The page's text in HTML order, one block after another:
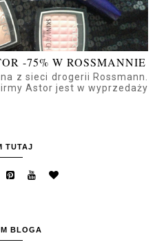
-75% W ROSSMANNIE
z sieci drogerii Rossmann.
Astor jest w wyprzedaży
TUTAJ
BLOGA